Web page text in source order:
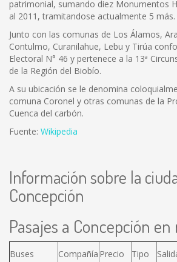
patrimonial, sumando diez Monumentos
al 2011, tramitandose actualmente 5 más.
Junto con las comunas de Los Álamos,
Contulmo, Curanilahue, Lebu y Tirúa
Electoral N° 46 y pertenece a la 13ª
de la Región del Biobío.
A su ubicación se le denomina
comuna Coronel y otras comunas de la
Cuenca del carbón.
Fuente: Wikipedia
Información sobre la
Concepción
Pasajes a Concepción
Buses Compañía Precio Tipo